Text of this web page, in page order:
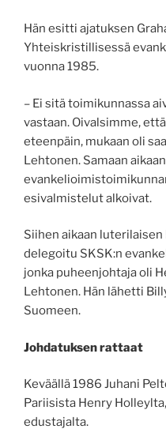
Hän esitti ajatuksen
Yhteiskristillisessä
vuonna 1985.
– Ei sitä toimikunnassa
vastaan. Oivalsimme,
eteenpäin, mukaan oli
Lehtonen. Samaan
esivalmistelut alkoivat.
Siihen aikaan
delegoitu SKSK:n
jonka puheenjohtaja oli
Lehtonen. Hän lähetti
Suomeen.
Johdatuksen rattaat
Keväällä 1986 Juhani
Pariisista Henry
edustajalta.